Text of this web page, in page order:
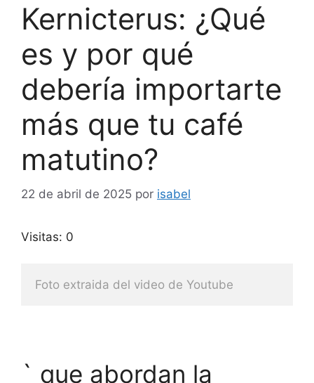
Kernicterus: ¿Qué
es y por qué
debería importarte
más que tu café
matutino?
22 de abril de 2025 por isabel
Visitas: 0
Foto extraida del video de Youtube
` que abordan la